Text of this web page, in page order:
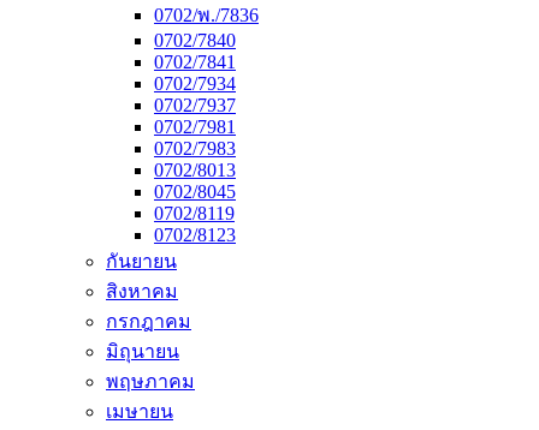
0702/พ./7836
0702/7840
0702/7841
0702/7934
0702/7937
0702/7981
0702/7983
0702/8013
0702/8045
0702/8119
0702/8123
กันยายน
สิงหาคม
กรกฎาคม
มิถุนายน
พฤษภาคม
เมษายน